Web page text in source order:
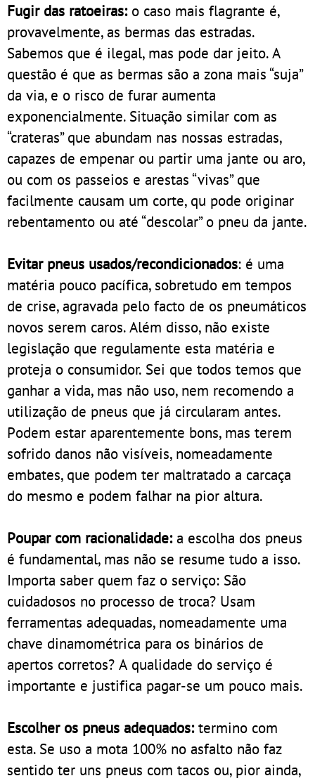
Fugir das ratoeiras:o caso mais flagrante é,
provavelmente, as bermas das estradas.
Sabemos que é ilegal, mas pode dar jeito. A
questão é que as bermas são a zona mais “suja”
da via, e o risco de furar aumenta
exponencialmente. Situação similar com as
“crateras” que abundam nas nossas estradas,
capazes de empenar ou partir uma jante ou aro,
ou com os passeios e arestas “vivas” que
facilmente causam um corte, qu pode originar
rebentamento ou até “descolar” o pneu da jante.
Evitar pneus usados/recondicionados: é uma
matéria pouco pacífica, sobretudo em tempos
de crise, agravada pelo facto de os pneumáticos
novos serem caros. Além disso, não existe
legislação que regulamente esta matéria e
proteja o consumidor. Sei que todos temos que
ganhar a vida, mas não uso, nem recomendo a
utilização de pneus que já circularam antes.
Podem estar aparentemente bons, mas terem
sofrido danos não visíveis, nomeadamente
embates, que podem ter maltratado a carcaça
do mesmo e podem falhar na pior altura.
Poupar com racionalidade:a escolha dos pneus
é fundamental, mas não se resume tudo a isso.
Importa saber quem faz o serviço: São
cuidadosos no processo de troca? Usam
ferramentas adequadas, nomeadamente uma
chave dinamométrica para os binários de
apertos corretos? A qualidade do serviço é
importante e justifica pagar-se um pouco mais.
Escolher os pneus adequados:termino com
esta. Se uso a mota 100% no asfalto não faz
sentido ter uns pneus com tacos ou, pior ainda,